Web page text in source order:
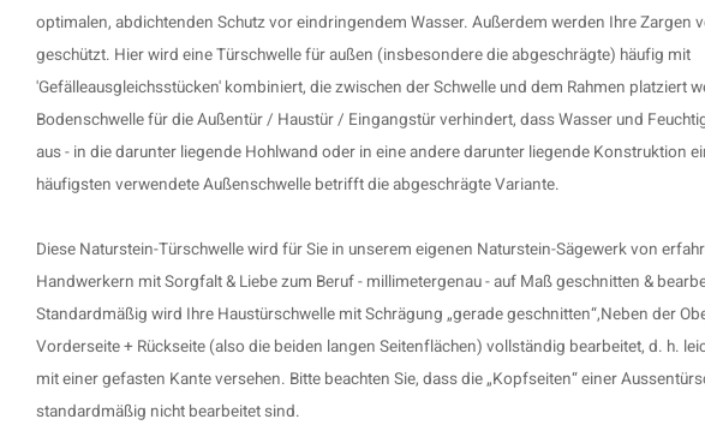
optimalen, abdichtenden Schutz vor eindringendem Wasser. Außerdem werden Ihre Zargen
geschützt. Hier wird eine Türschwelle für außen (insbesondere die abgeschrägte) häufig mit
'Gefälleausgleichsstücken' kombiniert, die zwischen der Schwelle und dem Rahmen platziert
Bodenschwelle für die Außentür / Haustür / Eingangstür verhindert, dass Wasser und
aus - in die darunter liegende Hohlwand oder in eine andere darunter liegende Konstruktion
häufigsten verwendete Außenschwelle betrifft die abgeschrägte Variante.
Diese Naturstein-Türschwelle wird für Sie in unserem eigenen Naturstein-Sägewerk von
Handwerkern mit Sorgfalt & Liebe zum Beruf - millimetergenau - auf Maß geschnitten &
Standardmäßig wird Ihre Haustürschwelle mit Schrägung „gerade geschnitten“,Neben der
Vorderseite + Rückseite (also die beiden langen Seitenflächen) vollständig bearbeitet, d. h.
mit einer gefasten Kante versehen. Bitte beachten Sie, dass die „Kopfseiten“ einer
standardmäßig nicht bearbeitet sind.